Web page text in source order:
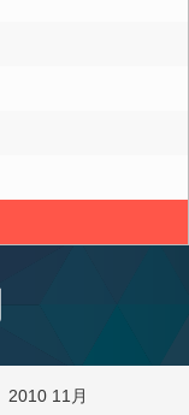
2010 11月